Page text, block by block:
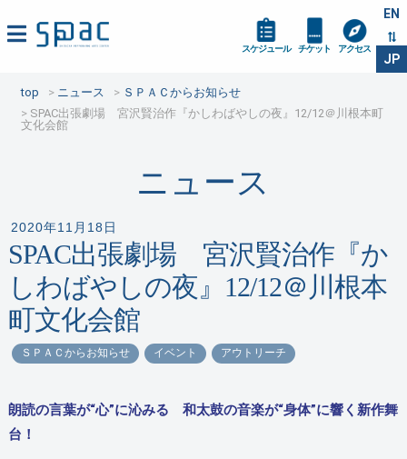
EN
JP
スケジュール チケット アクセス
top ニュース
ＳＰＡＣからお知らせ
SPAC出張劇場 宮沢賢治作『かしわばやしの夜』12/12＠川根本町
文化会館
ニュース
2020年11月18日
SPAC出張劇場 宮沢賢治作『か
しわばやしの夜』12/12＠川根本
町文化会館
ＳＰＡＣからお知らせ イベント アウトリーチ
朗読の言葉が“心”に沁みる 和太鼓の音楽が“身体”に響く新作舞
台！